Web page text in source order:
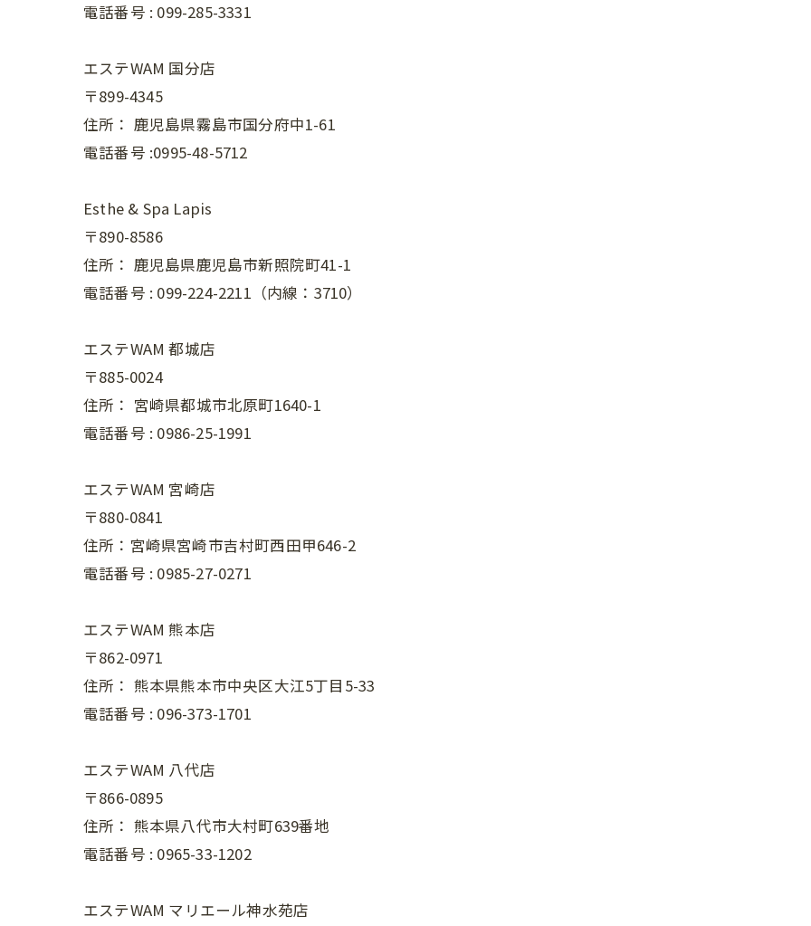
電話番号 : 099-285-3331
エステWAM 国分店
〒899-4345
住所： 鹿児島県霧島市国分府中1-61
電話番号 :0995-48-5712
Esthe & Spa Lapis
〒890-8586
住所： 鹿児島県鹿児島市新照院町41-1
電話番号 : 099-224-2211（内線：3710）
エステWAM 都城店
〒885-0024
住所： 宮崎県都城市北原町1640-1
電話番号 : 0986-25-1991
エステWAM 宮崎店
〒880-0841
住所：宮崎県宮崎市吉村町西田甲646-2
電話番号 : 0985-27-0271
エステWAM 熊本店
〒862-0971
住所： 熊本県熊本市中央区大江5丁目5-33
電話番号 : 096-373-1701
エステWAM 八代店
〒866-0895
住所： 熊本県八代市大村町639番地
電話番号 : 0965-33-1202
エステWAM マリエール神水苑店